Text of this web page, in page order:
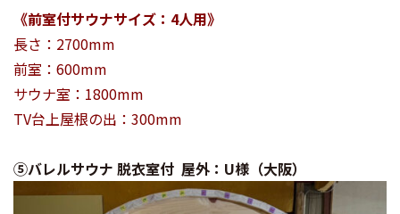
《前室付サウナサイズ：4人用》
長さ：2700mm
前室：600mm
サウナ室：1800mm
TV台上屋根の出：300mm
⑤バレルサウナ 脱衣室付 屋外：U様（大阪）